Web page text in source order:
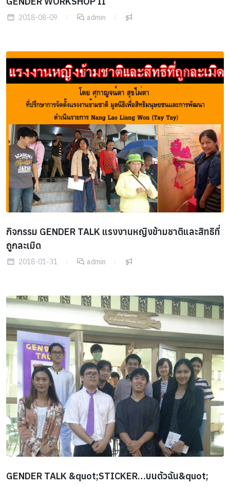
2018-08-09 admin
กิจกรรม GENDER TALK แรงงานหญิงข้ามชาติและสิทธิที่
ถูกละเมิด
2018-01-31 admin
GENDER TALK &quot;STICKER…บนตัวฉัน&quot;